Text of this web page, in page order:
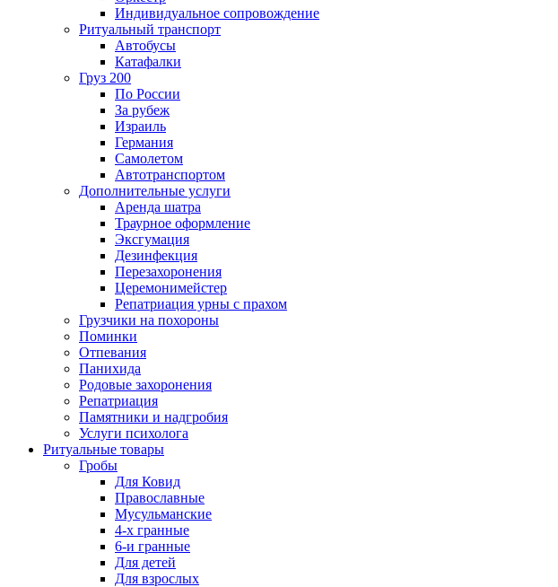
Индивидуальное сопровождение
Ритуальный транспорт
Автобусы
Катафалки
Груз 200
По России
За рубеж
Израиль
Германия
Самолетом
Автотранспортом
Дополнительные услуги
Аренда шатра
Траурное оформление
Эксгумация
Дезинфекция
Перезахоронения
Церемонимейстер
Репатриация урны с прахом
Грузчики на похороны
Поминки
Отпевания
Панихида
Родовые захоронения
Репатриация
Памятники и надгробия
Услуги психолога
Ритуальные товары
Гробы
Для Ковид
Православные
Мусульманские
4-х гранные
6-и гранные
Для детей
Для взрослых